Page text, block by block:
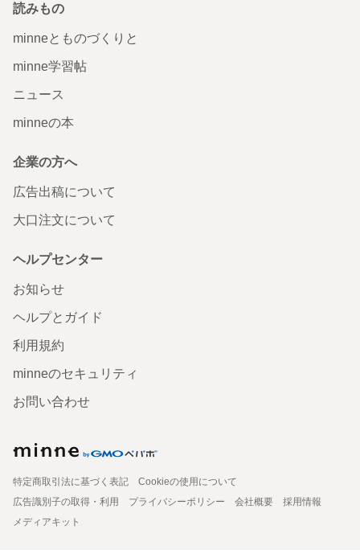
読みもの
minneとものづくりと
minne学習帖
ニュース
minneの本
企業の方へ
広告出稿について
大口注文について
ヘルプセンター
お知らせ
ヘルプとガイド
利用規約
minneのセキュリティ
お問い合わせ
特定商取引法に基づく表記
Cookieの使用について
広告識別子の取得・利用
プライバシーポリシー 会社概要
採用情報
メディアキット